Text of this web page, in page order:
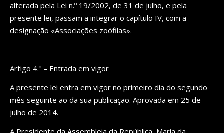
alterada pela Lei n.º 19/2002, de 31 de julho, e pela
presente lei, passam a integrar o capítulo IV, com a
designação «Associações zoófilas».
Artigo 4.º – Entrada em vigor
A presente lei entra em vigor no primeiro dia do segundo
mês seguinte ao da sua publicação. Aprovada em 25 de
julho de 2014.